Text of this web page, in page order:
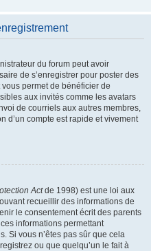
du forum peut avoir
de s’enregistrer pour poster des
permet de bénéficier de
aux invités comme les avatars
de courriels aux autres membres,
d’un compte est rapide et vivement
Actde 1998) est une loi aux
recueillir des informations de
le consentement écrit des parents
informations permettant
Si vous n’êtes pas sûr que cela
ou que quelqu’un le fait à